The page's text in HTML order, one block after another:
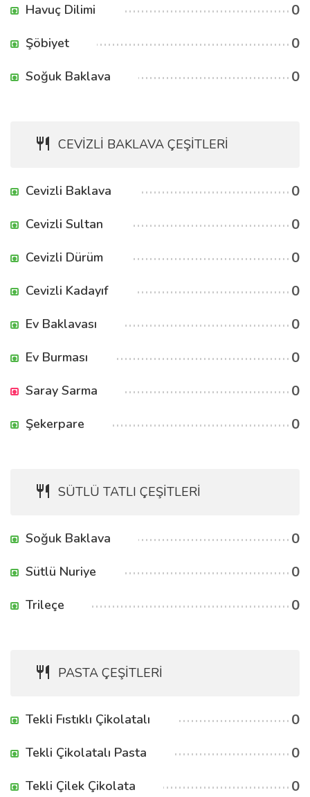
Havuç Dilimi 0
Şöbiyet 0
Soğuk Baklava 0
CEVİZLİ BAKLAVA ÇEŞİTLERİ
Cevizli Baklava 0
Cevizli Sultan 0
Cevizli Dürüm 0
Cevizli Kadayıf 0
Ev Baklavası 0
Ev Burması 0
Saray Sarma 0
Şekerpare 0
SÜTLÜ TATLI ÇEŞİTLERİ
Soğuk Baklava 0
Sütlü Nuriye 0
Trileçe 0
PASTA ÇEŞİTLERİ
Tekli Fıstıklı Çikolatalı 0
Tekli Çikolatalı Pasta 0
Tekli Çilek Çikolata 0